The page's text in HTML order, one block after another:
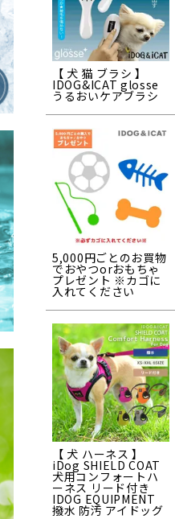
【 犬 猫 ブラシ 】
IDOG&ICAT glosse
うるおいケアブラシ
5,000円ごとのお買物
でおやつorおもちゃ
プレゼント ※カゴに
入れてください
【 犬 ハーネス 】
iDog SHIELD COAT
犬用コンフォートハ
ーネス リード付き
IDOG EQUIPMENT
撥水 防汚 アイドッグ